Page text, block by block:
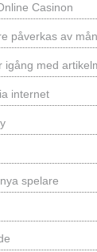
Casinon
påverkas av
igång med
internet
spelare